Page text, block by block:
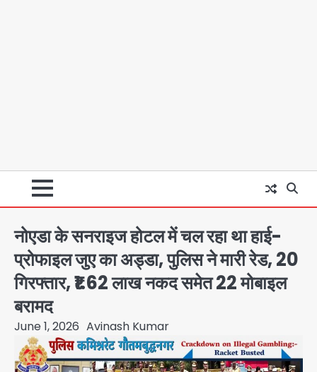
नोएडा के सनराइज होटल में चल रहा था हाई-
प्रोफाइल जुए का अड्डा, पुलिस ने मारी रेड, 20
गिरफ्तार, ₹1.62 लाख नकद समेत 22 मोबाइल
बरामद
June 1, 2026 Avinash Kumar